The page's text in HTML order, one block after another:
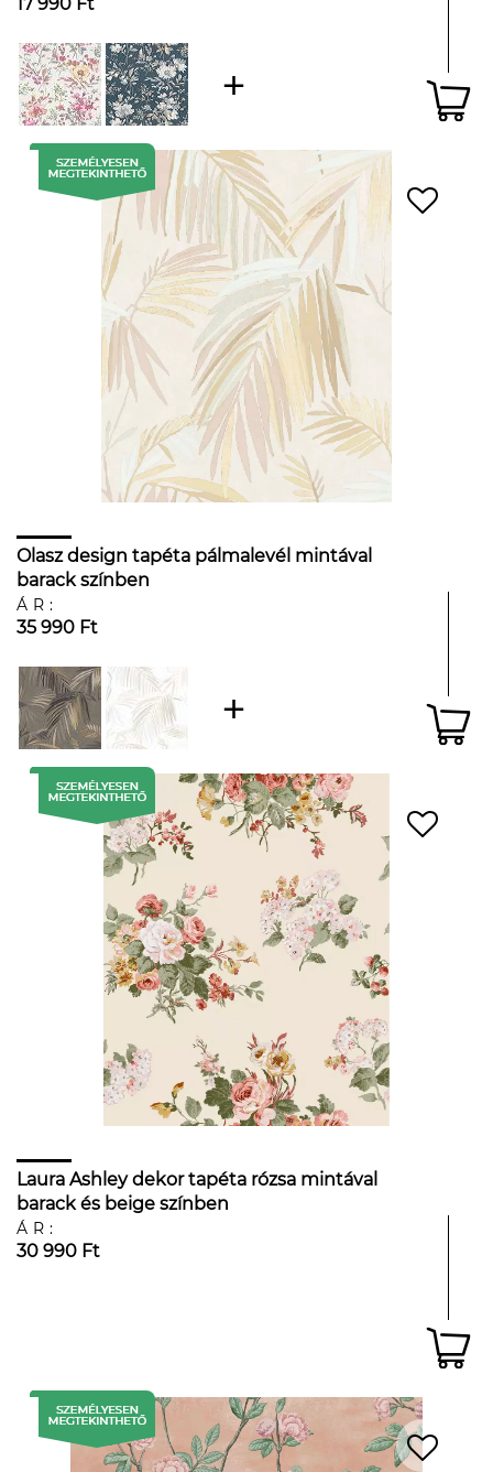
Olasz design tapéta pálmalevél mintával
barack színben
ÁR:
35 990 Ft
Laura Ashley dekor tapéta rózsa mintával
barack és beige színben
ÁR:
30 990 Ft